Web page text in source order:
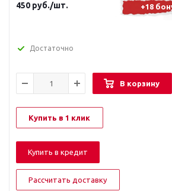
450 руб./шт. +18
Достаточно
В корзину
Купить в 1 клик
Купить в кредит
Рассчитать доставку